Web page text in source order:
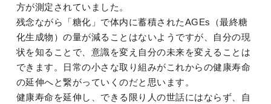
方が測定されていました。
残念ながら「糖化」で体内に蓄積されたAGEs（最終糖
化生成物）の量が減ることはないようですが、自分の現
状を知ることで、意識を変え自分の未来を変えることは
できます。日常の小さな取り組みがこれからの健康寿命
の延伸へと繋がっていくのだと思います。
健康寿命を延伸し、できる限り人の世話にはならず、自